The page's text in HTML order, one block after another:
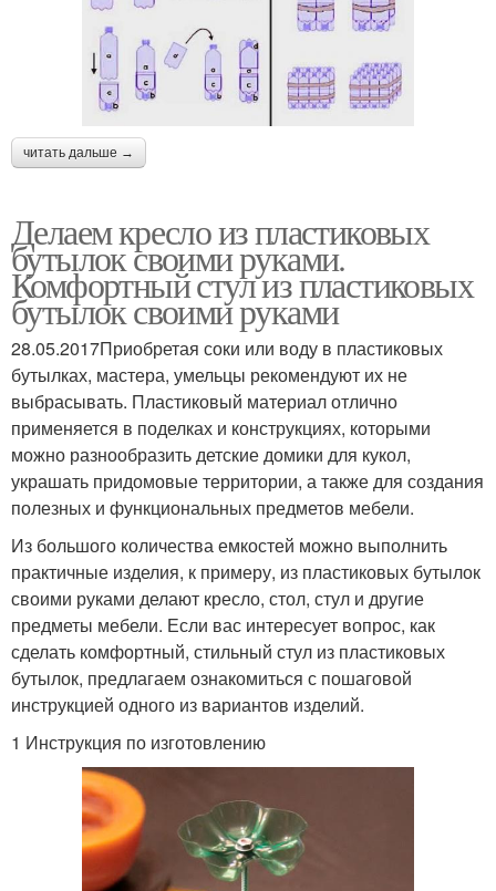
читать дальше →
Делаем кресло из пластиковых
бутылок своими руками.
Комфортный стул из пластиковых
бутылок своими руками
28.05.2017Приобретая соки или воду в пластиковых
бутылках, мастера, умельцы рекомендуют их не
выбрасывать. Пластиковый материал отлично
применяется в поделках и конструкциях, которыми
можно разнообразить детские домики для кукол,
украшать придомовые территории, а также для создания
полезных и функциональных предметов мебели.
Из большого количества емкостей можно выполнить
практичные изделия, к примеру, из пластиковых бутылок
своими руками делают кресло, стол, стул и другие
предметы мебели. Если вас интересует вопрос, как
сделать комфортный, стильный стул из пластиковых
бутылок, предлагаем ознакомиться с пошаговой
инструкцией одного из вариантов изделий.
1 Инструкция по изготовлению